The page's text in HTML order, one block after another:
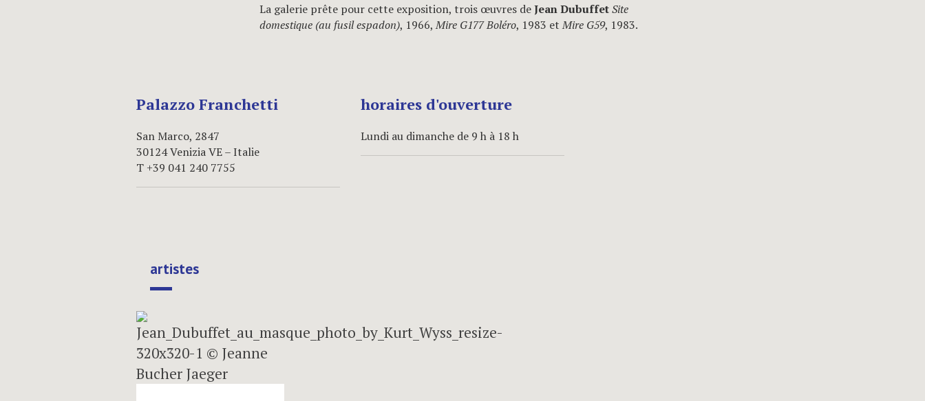
La galerie prête pour cette exposition, trois œuvres deJean DubuffetSite
domestique (au fusil espadon), 1966,Mire G177 Boléro, 1983 etMire G59, 1983.
Palazzo Franchetti
San Marco, 2847
30124 Venizia VE – Italie
T +39 041 240 7755
horaires d'ouverture
Lundi au dimanche de 9 h à 18 h
artistes